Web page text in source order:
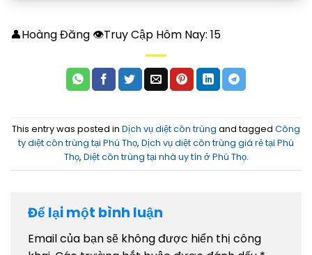
👤Hoàng Đăng 👁Truy Cập Hôm Nay: 15
This entry was posted in Dịch vụ diệt côn trùng and tagged Công
ty diệt côn trùng tại Phú Thọ, Dịch vụ diệt côn trùng giá rẻ tại Phú
Thọ, Diệt côn trùng tại nhà uy tín ở Phú Thọ.
Để lại một bình luận
Email của bạn sẽ không được hiển thị công